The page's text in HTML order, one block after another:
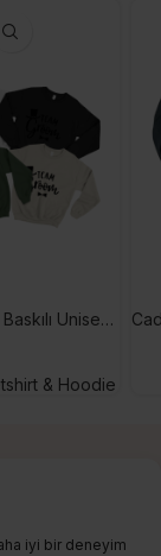
iyi bir deneyim
Bisiklet Yaka Baskılı Unisex Sweetshirt
& Hoodie